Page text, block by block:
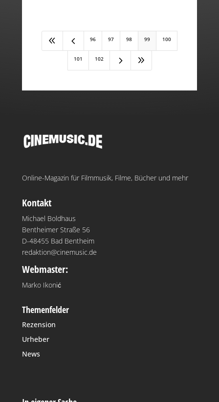
8 4 96 97 98 99 100
101 102 5 9
Online-Magazin für Filmmusik, Filme, Bücher und mehr
Kontakt
Michael Boldhaus
Bentheimer Straße 56
D-48455 Bad Bentheim
redaktion@cinemusic.de
Webmaster:
Marko Ikonić
Themenfelder
Rezension
Urheber
News